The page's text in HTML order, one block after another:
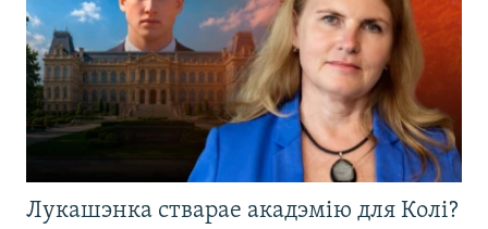
Лукашэнка стварае акадэмію для Колі?